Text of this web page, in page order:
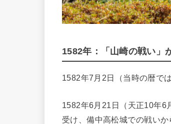
1582年：「山崎の戦い」
1582年7月2日（当時の暦で
1582年6月21日（天正10年6
受け、備中高松城での戦い